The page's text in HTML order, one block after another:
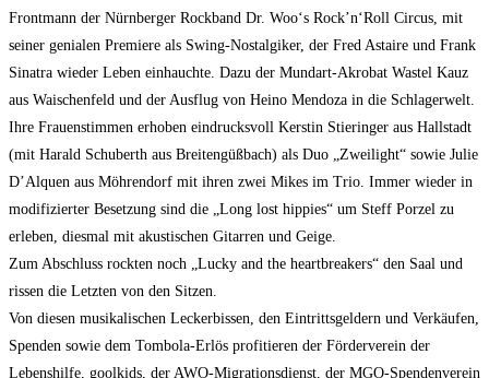
Front­mann der Nürn­ber­ger Rock­band Dr. Woo‘s Rock’n‘Roll Cir­cus, mit
sei­ner genia­len Pre­mie­re als Swing-Nost­al­gi­ker, der Fred Astaire und Frank
Sina­tra wie­der Leben ein­hauch­te. Dazu der Mund­art-Akro­bat Was­tel Kauz
aus Wai­schen­feld und der Aus­flug von Hei­no Men­do­za in die Schla­ger­welt.
Ihre Frau­en­stim­men erho­ben ein­drucks­voll Kers­tin Stier­in­ger aus Hall­stadt
(mit Harald Schu­berth aus Brei­ten­güß­bach) als Duo „Zwei­light“ sowie Julie
D’Alquen aus Möh­ren­dorf mit ihren zwei Mikes im Trio. Immer wie­der in
modi­fi­zier­ter Beset­zung sind die „Long lost hip­pies“ um Steff Por­zel zu
erle­ben, dies­mal mit akus­ti­schen Gitar­ren und Gei­ge.
Zum Abschluss rock­ten noch „Lucky and the heart­brea­k­ers“ den Saal und
ris­sen die Letz­ten von den Sit­zen.
Von die­sen musi­ka­li­schen Lecker­bis­sen, den Ein­tritts­gel­dern und Ver­käu­fen,
Spen­den sowie dem Tom­bo­la-Erlös pro­fi­tie­ren der För­der­ver­ein der
Lebens­hil­fe, gool­kids, der AWO-Migra­ti­ons­dienst, der MGO-Spen­den­ver­ein